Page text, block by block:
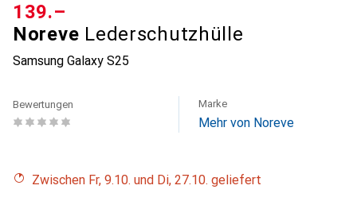
Noreve Lederschutzhülle
Samsung Galaxy S25
CHF
139.–
Bewertungen Marke
Mehr von Noreve
Zwischen Fr, 9.10. und Di, 27.10. geliefert